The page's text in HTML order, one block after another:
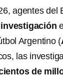
agentes del
investigación
Argentino (
las
de